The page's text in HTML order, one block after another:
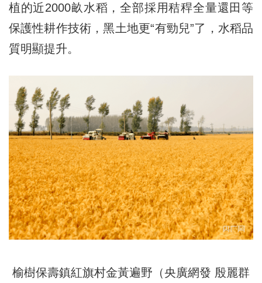
植的近2000畝水稻，全部採用秸稈全量還田等
保護性耕作技術，黑土地更“有勁兒”了，水稻品
質明顯提升。
榆樹保壽鎮紅旗村金黃遍野（央廣網發 殷麗群